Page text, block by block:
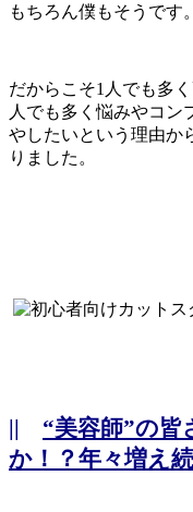
もちろん僕もそうです。
だからこそ1人でも多
人でも多く悩みやコン
やしたいという理由か
りました。
|| “美容師”の皆
か！？年々増え